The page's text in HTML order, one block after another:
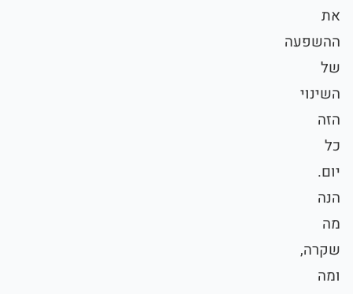
את
ההשפעה
של
השינוי
הזה
כל
יום.
הנה
מה
שקרה,
ומה